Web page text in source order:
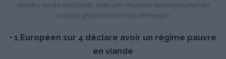
salades ou sur des toasts, mais une nouvelle tendance pour les
avocats grillés est en train d’émerger.
• 1 Européen sur 4 déclare avoir un régime pauvre
en viande